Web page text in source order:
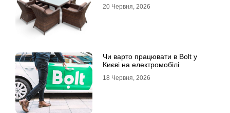
20 Червня, 2026
Чи варто працювати в Bolt у
Києві на електромобілі
18 Червня, 2026